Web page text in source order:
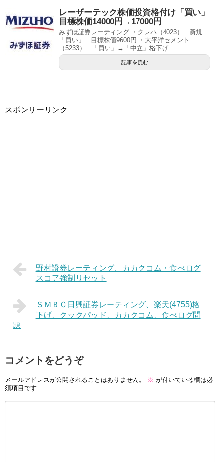
レーザーテック株価投資格付け「買い」
目標株価14000円→17000円
みずほ証券レーティング ・クレハ（4023） 新規
「買い」 目標株価9600円 ・大平洋セメント
（5233） 「買い」→「中立」格下げ ...
記事を読む
スポンサーリンク
野村證券レーティング、カカクコム・食べログ
スコア強制リセット
ＳＭＢＣ日興証券レーティング、楽天(4755)格
下げ、クックパッド、カカクコム、食べログ問
題
コメントをどうぞ
メールアドレスが公開されることはありません。 ※ が付いている欄は必
須項目です